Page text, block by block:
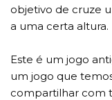
objetivo de cruze
a uma certa altura.
Este é um jogo
um jogo que
compartilhar com